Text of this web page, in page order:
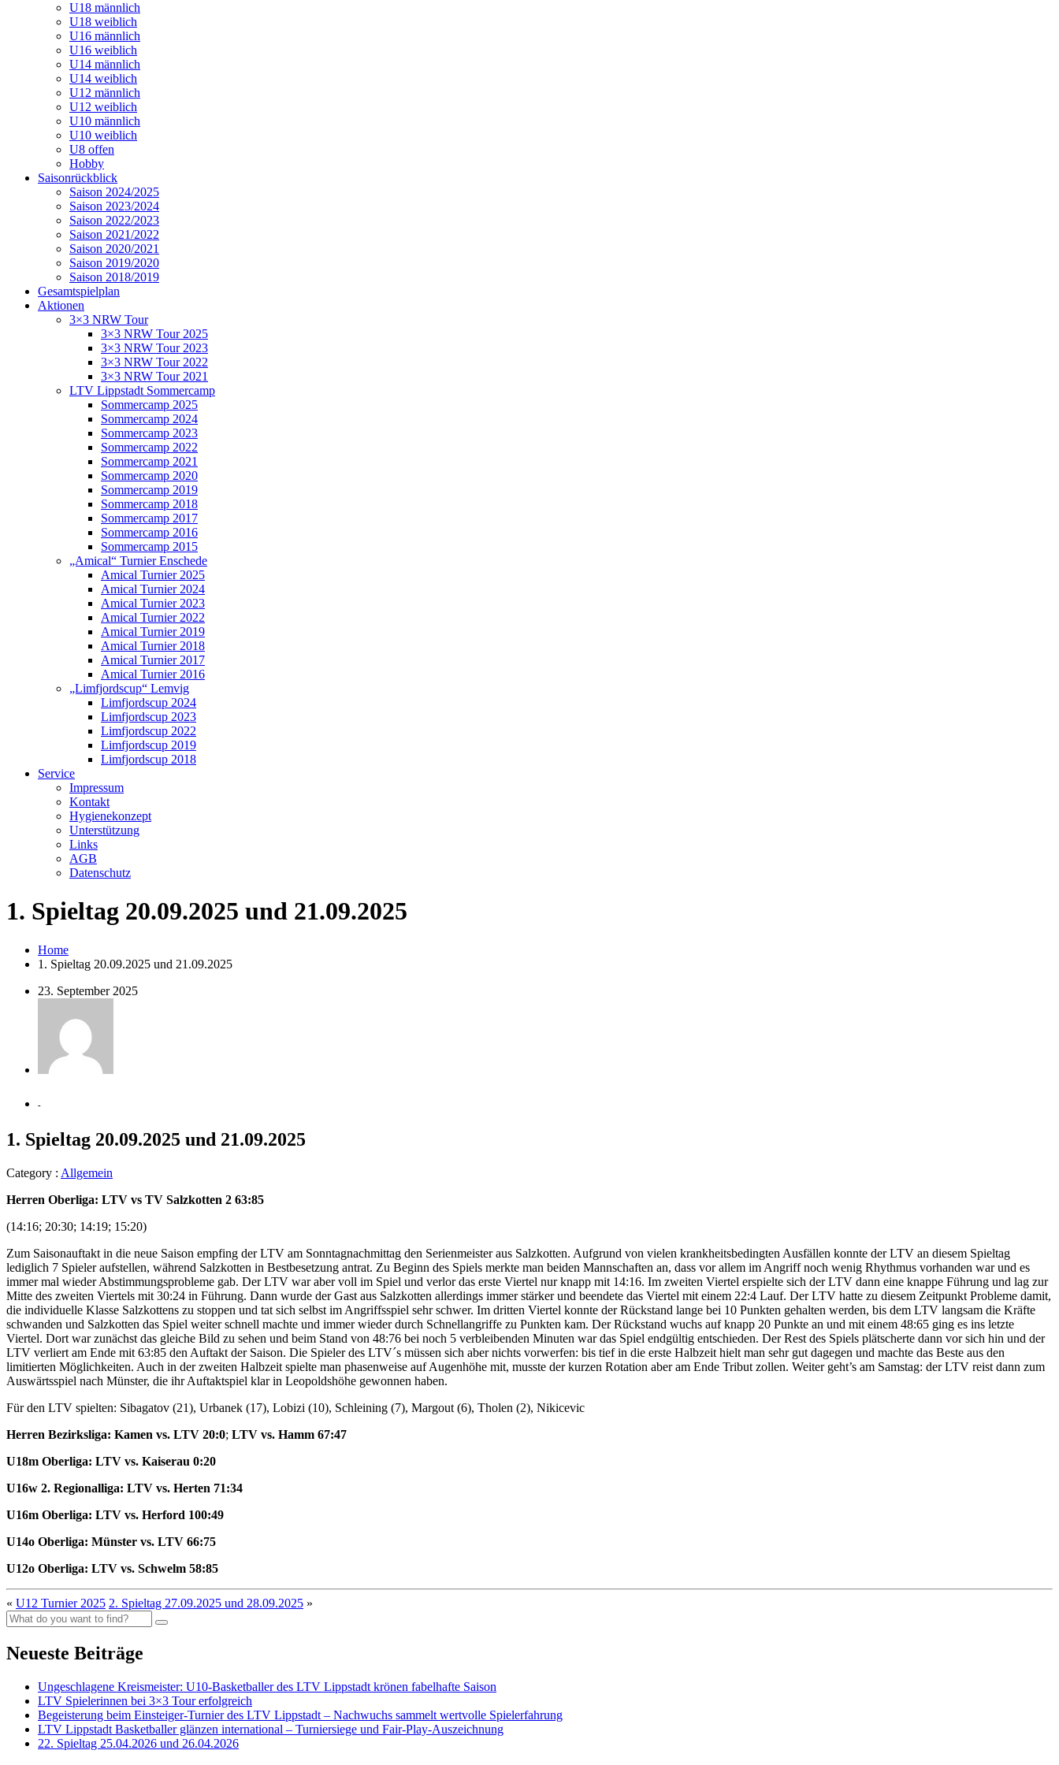
U18 männlich
U18 weiblich
U16 männlich
U16 weiblich
U14 männlich
U14 weiblich
U12 männlich
U12 weiblich
U10 männlich
U10 weiblich
U8 offen
Hobby
Saisonrückblick
Saison 2024/2025
Saison 2023/2024
Saison 2022/2023
Saison 2021/2022
Saison 2020/2021
Saison 2019/2020
Saison 2018/2019
Gesamtspielplan
Aktionen
3×3 NRW Tour
3×3 NRW Tour 2025
3×3 NRW Tour 2023
3×3 NRW Tour 2022
3×3 NRW Tour 2021
LTV Lippstadt Sommercamp
Sommercamp 2025
Sommercamp 2024
Sommercamp 2023
Sommercamp 2022
Sommercamp 2021
Sommercamp 2020
Sommercamp 2019
Sommercamp 2018
Sommercamp 2017
Sommercamp 2016
Sommercamp 2015
„Amical“ Turnier Enschede
Amical Turnier 2025
Amical Turnier 2024
Amical Turnier 2023
Amical Turnier 2022
Amical Turnier 2019
Amical Turnier 2018
Amical Turnier 2017
Amical Turnier 2016
„Limfjordscup“ Lemvig
Limfjordscup 2024
Limfjordscup 2023
Limfjordscup 2022
Limfjordscup 2019
Limfjordscup 2018
Service
Impressum
Kontakt
Hygienekonzept
Unterstützung
Links
AGB
Datenschutz
1. Spieltag 20.09.2025 und 21.09.2025
Home
1. Spieltag 20.09.2025 und 21.09.2025
23. September 2025
-
1. Spieltag 20.09.2025 und 21.09.2025
Category : Allgemein
Herren Oberliga: LTV vs TV Salzkotten 2 63:85
(14:16; 20:30; 14:19; 15:20)
Zum Saisonauftakt in die neue Saison empfing der LTV am Sonntagnachmittag den Serienmeister aus Salzkotten. Aufgrund von vielen krankheitsbedingten Ausfällen konnte der LTV an diesem Spieltag
lediglich 7 Spieler aufstellen, während Salzkotten in Bestbesetzung antrat. Zu Beginn des Spiels merkte man beiden Mannschaften an, dass vor allem im Angriff noch wenig Rhythmus vorhanden war und es
immer mal wieder Abstimmungsprobleme gab. Der LTV war aber voll im Spiel und verlor das erste Viertel nur knapp mit 14:16. Im zweiten Viertel erspielte sich der LTV dann eine knappe Führung und lag zur
Mitte des zweiten Viertels mit 30:24 in Führung. Dann wurde der Gast aus Salzkotten allerdings immer stärker und beendete das Viertel mit einem 22:4 Lauf. Der LTV hatte zu diesem Zeitpunkt Probleme damit,
die individuelle Klasse Salzkottens zu stoppen und tat sich selbst im Angriffsspiel sehr schwer. Im dritten Viertel konnte der Rückstand lange bei 10 Punkten gehalten werden, bis dem LTV langsam die Kräfte
schwanden und Salzkotten das Spiel weiter schnell machte und immer wieder durch Schnellangriffe zu Punkten kam. Der Rückstand wuchs auf knapp 20 Punkte an und mit einem 48:65 ging es ins letzte
Viertel. Dort war zunächst das gleiche Bild zu sehen und beim Stand von 48:76 bei noch 5 verbleibenden Minuten war das Spiel endgültig entschieden. Der Rest des Spiels plätscherte dann vor sich hin und der
LTV verliert am Ende mit 63:85 den Auftakt der Saison. Die Spieler des LTV´s müssen sich aber nichts vorwerfen: bis tief in die erste Halbzeit hielt man sehr gut dagegen und machte das Beste aus den
limitierten Möglichkeiten. Auch in der zweiten Halbzeit spielte man phasenweise auf Augenhöhe mit, musste der kurzen Rotation aber am Ende Tribut zollen. Weiter geht’s am Samstag: der LTV reist dann zum
Auswärtsspiel nach Münster, die ihr Auftaktspiel klar in Leopoldshöhe gewonnen haben.
Für den LTV spielten: Sibagatov (21), Urbanek (17), Lobizi (10), Schleining (7), Margout (6), Tholen (2), Nikicevic
Herren Bezirksliga: Kamen vs. LTV 20:0; LTV vs. Hamm 67:47
U18m Oberliga: LTV vs. Kaiserau 0:20
U16w 2. Regionalliga: LTV vs. Herten 71:34
U16m Oberliga: LTV vs. Herford 100:49
U14o Oberliga: Münster vs. LTV 66:75
U12o Oberliga: LTV vs. Schwelm 58:85
« U12 Turnier 2025 2. Spieltag 27.09.2025 und 28.09.2025 »
Neueste Beiträge
Ungeschlagene Kreismeister: U10-Basketballer des LTV Lippstadt krönen fabelhafte Saison
LTV Spielerinnen bei 3×3 Tour erfolgreich
Begeisterung beim Einsteiger-Turnier des LTV Lippstadt – Nachwuchs sammelt wertvolle Spielerfahrung
LTV Lippstadt Basketballer glänzen international – Turniersiege und Fair-Play-Auszeichnung
22. Spieltag 25.04.2026 und 26.04.2026